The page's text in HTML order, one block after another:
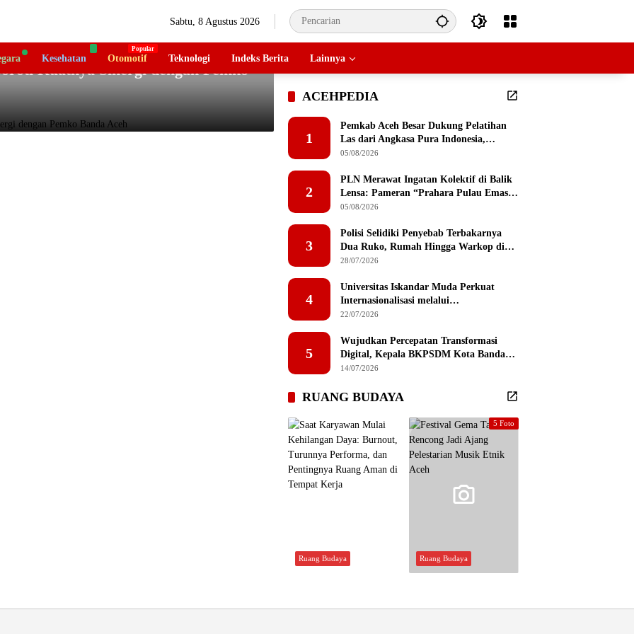
Sabtu, 8 Agustus 2026
Kesehatan Otomotif Teknologi Indeks Berita Lainnya
Kuatnya Sinergi dengan Pemko
ACEHPEDIA
1
Pemkab Aceh Besar Dukung Pelatihan
Las dari Angkasa Pura Indonesia,
Peserta Dapat Mesin Las Gratis Usai
05/08/2026
2
PLN Merawat Ingatan Kolektif di Balik
Lensa: Pameran “Prahara Pulau Emas”
Singgah di Serambi Mekkah
05/08/2026
3
Polisi Selidiki Penyebab Terbakarnya
Dua Ruko, Rumah Hingga Warkop di
Lamteumen Timur Banda Aceh
28/07/2026
4
Universitas Iskandar Muda Perkuat
Internasionalisasi melalui
Penandatanganan MoU dengan
Selatan
22/07/2026
5
Wujudkan Percepatan Transformasi
Digital, Kepala BKPSDM Kota Banda
Aceh Ajak ASN Manfaatkan Lemari
14/07/2026
RUANG BUDAYA
Ruang Budaya
5 Foto
Ruang Budaya